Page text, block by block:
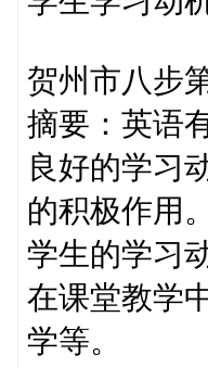
贺州市八步
摘要：英语
良好的学习
的积极作用
学生的学习
在课堂教学
学等。